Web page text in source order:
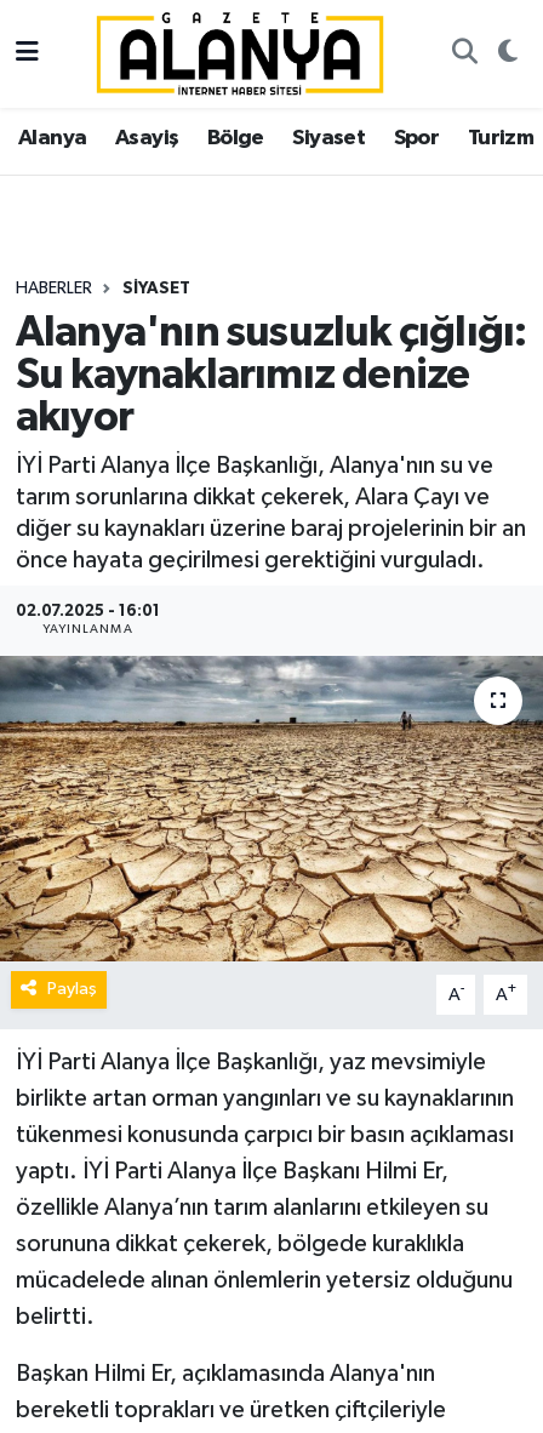
Alanya Asayiş Bölge Siyaset Spor Turizm
HABERLER SIYASET
Alanya'nın susuzluk çığlığı:
Su kaynaklarımız denize
akıyor
İYİ Parti Alanya İlçe Başkanlığı, Alanya'nın su ve
tarım sorunlarına dikkat çekerek, Alara Çayı ve
diğer su kaynakları üzerine baraj projelerinin bir an
önce hayata geçirilmesi gerektiğini vurguladı.
02.07.2025 - 16:01
YAYINLANMA
Paylaş A- A+
İYİ Parti Alanya İlçe Başkanlığı, yaz mevsimiyle
birlikte artan orman yangınları ve su kaynaklarının
tükenmesi konusunda çarpıcı bir basın açıklaması
yaptı. İYİ Parti Alanya İlçe Başkanı Hilmi Er,
özellikle Alanya’nın tarım alanlarını etkileyen su
sorununa dikkat çekerek, bölgede kuraklıkla
mücadelede alınan önlemlerin yetersiz olduğunu
belirtti.
Başkan Hilmi Er, açıklamasında Alanya'nın
bereketli toprakları ve üretken çiftçileriyle
Alanya
Asayiş
Siyaset
Spor
Turizm
Ekonomi
Gazipaşa
İstanbul Nöbetçi Eczaneler
İstanbul Hava Durumu
Süper Lig Puan Durumu ve Fikstür
Tüm Manşetler
Son Dakika Haberleri
Haber Arşivi